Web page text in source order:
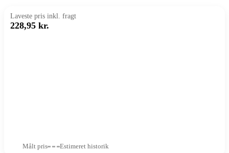
Laveste pris inkl. fragt
228,95 kr.
Målt pris Estimeret historik